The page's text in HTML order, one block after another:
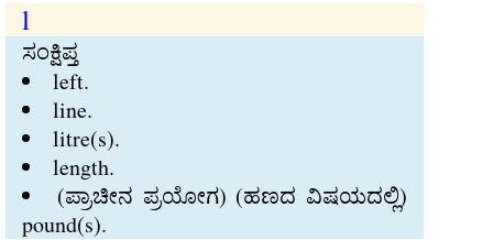
l
ಸಂಕ್ಷಿಪ್ತ
left.
line.
litre(s).
length.
(ಪ್ರಾಚೀನ ಪ್ರಯೋಗ) (ಹಣದ ವಿಷಯದಲ್ಲಿ)
pound(s).